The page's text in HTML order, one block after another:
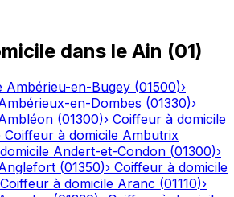
dans le Ain (01)
Ambérieu-en-Bugey (01500)›
en-Dombes (01330)›
(01300)› Coiffeur à domicile
Coiffeur à domicile Ambutrix
Andert-et-Condon (01300)›
(01350)› Coiffeur à domicile
Coiffeur à domicile Aranc (01110)›